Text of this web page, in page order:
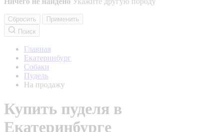
Сбросить
Применить
Поиск
Главная
Екатеринбург
Собаки
Пудель
На продажу
Купить пуделя в
Екатеринбурге